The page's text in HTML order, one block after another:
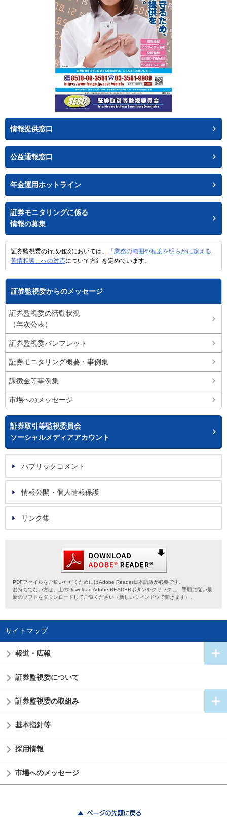
情報提供窓口
公益通報窓口
年金運用ホットライン
証券モニタリングに係る
情報の募集
証券監視委の行政相談においては、
「業務の範囲や程度を明らかに超える
苦情相談」への対応について方針を定めています。
証券監視委からのメッセージ
証券監視委の活動状況
（年次公表）
証券監視委パンフレット
証券モニタリング概要・事例集
課徴金等事例集
市場へのメッセージ
証券取引等監視委員会
ソーシャルメディアアカウント
パブリックコメント
情報公開・個人情報保護
リンク集
PDFファイルをご覧いただくためにはAdobe Reader日本語版が必要です。
お持ちでない方は、上のDownload Adobe READERボタンをクリックし、手順に従い最
新のソフトをダウンロードしてご覧ください（新しいウィンドウで開きます）。
サイトマップ
報道・広報
証券監視委について
証券監視委の取組み
基本指針等
採用情報
市場へのメッセージ